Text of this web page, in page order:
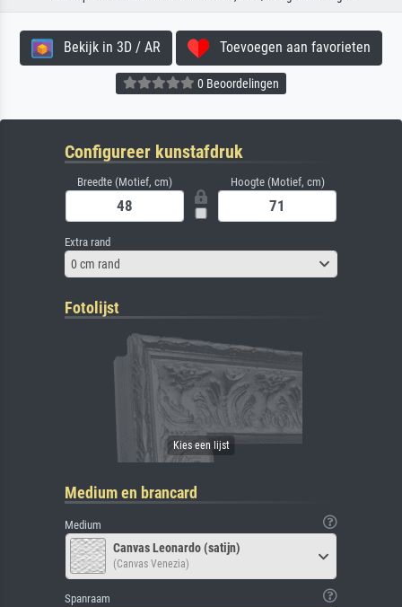
Bekijk in 3D / AR Toevoegen aan favorieten
0 Beoordelingen
Configureer kunstafdruk
Breedte (Motief, cm) Hoogte (Motief, cm)
Extra rand
0 cm rand
Fotolijst
Medium en brancard
Medium
Canvas Leonardo (satijn)
(Canvas Venezia)
Spanraam